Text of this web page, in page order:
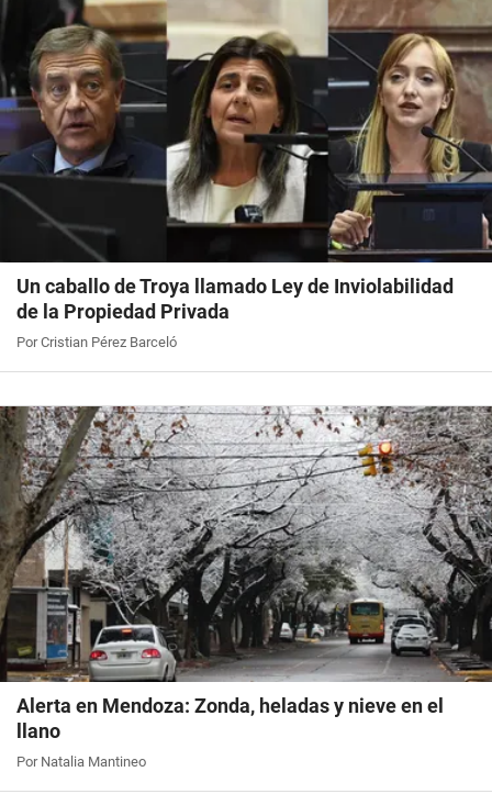
Un caballo de Troya llamado Ley de Inviolabilidad
de la Propiedad Privada
Por Cristian Pérez Barceló
Alerta en Mendoza: Zonda, heladas y nieve en el
llano
Por Natalia Mantineo